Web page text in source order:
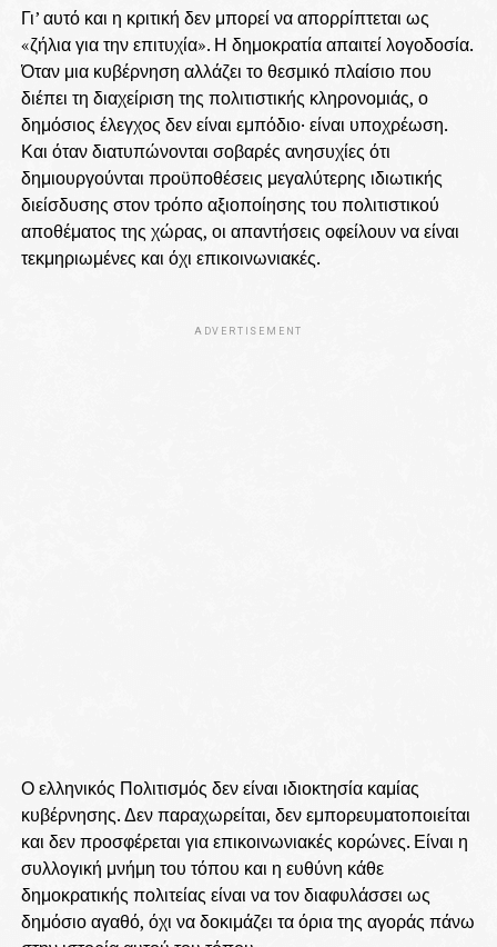
Γι’ αυτό και η κριτική δεν μπορεί να απορρίπτεται ως
«ζήλια για την επιτυχία». Η δημοκρατία απαιτεί λογοδοσία.
Όταν μια κυβέρνηση αλλάζει το θεσμικό πλαίσιο που
διέπει τη διαχείριση της πολιτιστικής κληρονομιάς, ο
δημόσιος έλεγχος δεν είναι εμπόδιο· είναι υποχρέωση.
Και όταν διατυπώνονται σοβαρές ανησυχίες ότι
δημιουργούνται προϋποθέσεις μεγαλύτερης ιδιωτικής
διείσδυσης στον τρόπο αξιοποίησης του πολιτιστικού
αποθέματος της χώρας, οι απαντήσεις οφείλουν να είναι
τεκμηριωμένες και όχι επικοινωνιακές.
ADVERTISEMENT
Ο ελληνικός Πολιτισμός δεν είναι ιδιοκτησία καμίας
κυβέρνησης. Δεν παραχωρείται, δεν εμπορευματοποιείται
και δεν προσφέρεται για επικοινωνιακές κορώνες. Είναι η
συλλογική μνήμη του τόπου και η ευθύνη κάθε
δημοκρατικής πολιτείας είναι να τον διαφυλάσσει ως
δημόσιο αγαθό, όχι να δοκιμάζει τα όρια της αγοράς πάνω